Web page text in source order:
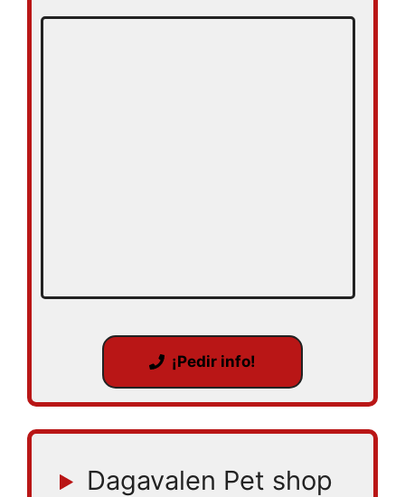
¡Pedir info!
Dagavalen Pet shop